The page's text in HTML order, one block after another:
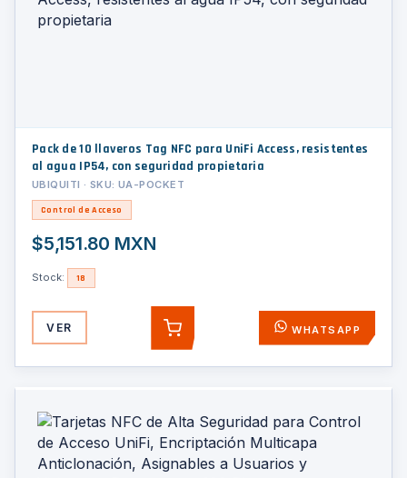
Pack de 10 llaveros Tag NFC para UniFi Access, resistentes
al agua IP54, con seguridad propietaria
UBIQUITI · SKU: UA-POCKET
Control de Acceso
$5,151.80 MXN
Stock: 18
VER AGREGAR WHATSAPP